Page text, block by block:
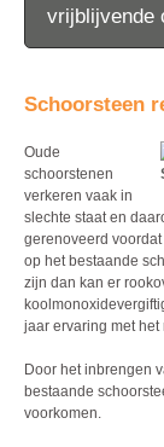
vrijblijvende
Schoorsteen
Oude
schoorstenen
verkeren vaak in
slechte staat en
gerenoveerd
op het bestaande
zijn dan kan er
jaar ervaring met
Door het inbrengen
bestaande
voorkomen.